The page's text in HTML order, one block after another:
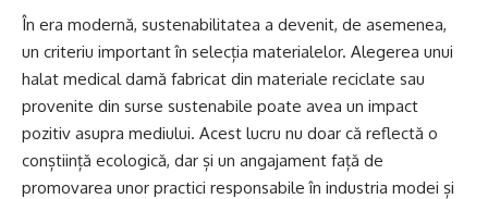
În era modernă, sustenabilitatea a devenit, de asemenea,
un criteriu important în selecția materialelor. Alegerea unui
halat medical damă fabricat din materiale reciclate sau
provenite din surse sustenabile poate avea un impact
pozitiv asupra mediului. Acest lucru nu doar că reflectă o
conștiință ecologică, dar și un angajament față de
promovarea unor practici responsabile în industria modei și